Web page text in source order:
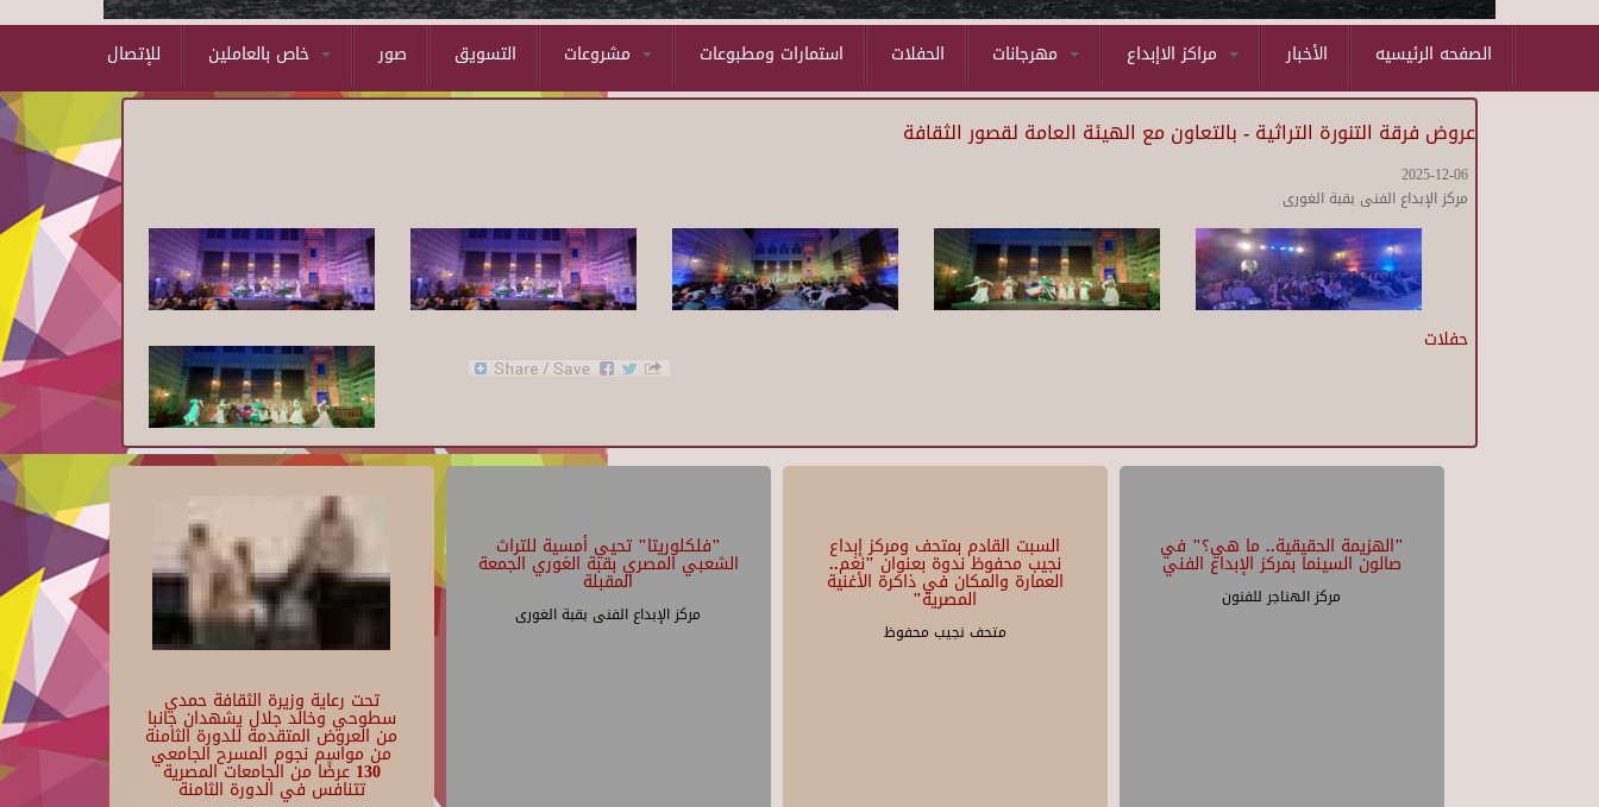
للإتصال صور التسويق استمارات ومطبوعات الحفلات الأخبار الصفحه الرئيسيه
عروض فرقة التنورة التراثية - بالتعاون مع الهيئة العامة لقصور الثقافة
2025-12-06
مركز الإبداع الفنى بقبة الغورى
حفلات
تحت رعاية وزيرة الثقافة حمدي
سطوحي وخالد جلال يشهدان جانبا
من العروض المتقدمة للدورة الثامنة
من مواسم نجوم المسرح الجامعي
130 عرضًا من الجامعات المصرية
تتنافس في الدورة الثامنة
"فلكلوريتا" تحيي أمسية للتراث
الشعبي المصري بقبة الغوري الجمعة
المقبلة
مركز الإبداع الفنى بقبة الغورى
السبت القادم بمتحف ومركز إبداع
نجيب محفوظ ندوة بعنوان "نغم..
العمارة والمكان في ذاكرة الأغنية
المصرية"
متحف نجيب محفوظ
"الهزيمة الحقيقية.. ما هي؟" في
صالون السينما بمركز الإبداع الفني
مركز الهناجر للفنون